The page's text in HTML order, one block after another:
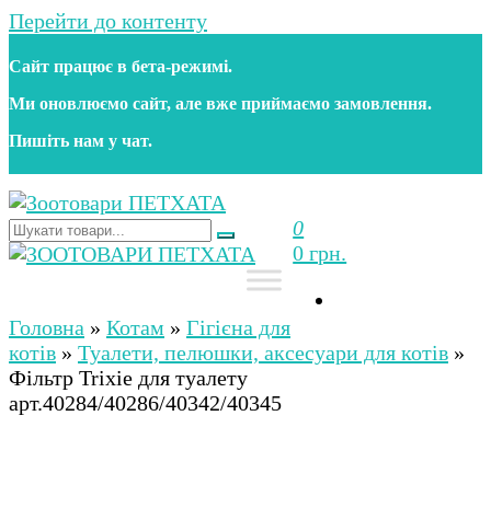
Перейти до контенту
Сайт працює в бета‑режимі.
Ми оновлюємо сайт, але вже приймаємо замовлення.
Пишіть нам у чат.
Зоотовари ПЕТХАТА
Зоомагазин для собак та котів | Корм, іграшки,
аксесуари та догляд за тваринами. Доставка по
0
0 грн.
Зоомагазин для собак та котів | Корм, іграшки,
аксесуари та догляд за тваринами. Доставка по
Україні
Головна » Котам » Гігієна для
котів » Туалети, пелюшки, аксесуари для котів »
Фільтр Trixie для туалету
арт.40284/40286/40342/40345